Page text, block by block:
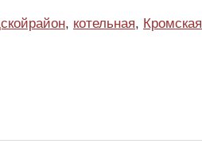
, котельная, Кромская